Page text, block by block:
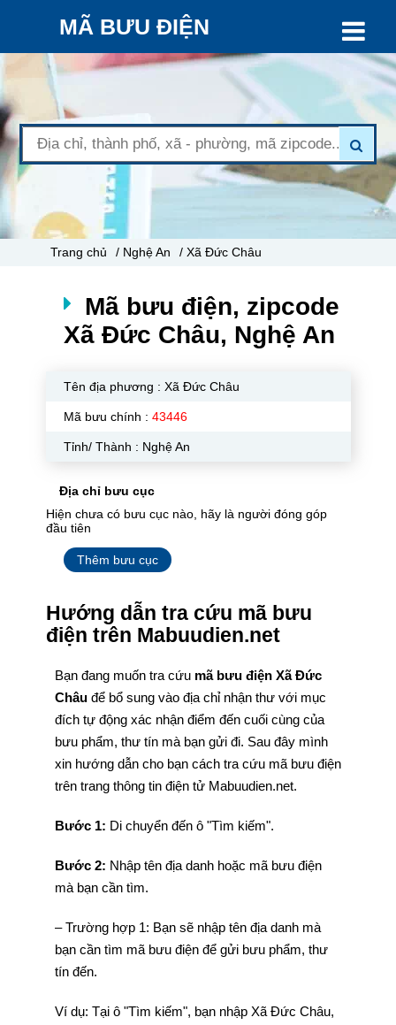
MÃ BƯU ĐIỆN
Trang chủ / Nghệ An / Xã Đức Châu
Mã bưu điện, zipcode
Xã Đức Châu, Nghệ An
Tên địa phương : Xã Đức Châu
Mã bưu chính : 43446
Tỉnh/ Thành : Nghệ An
Địa chỉ bưu cục
Hiện chưa có bưu cục nào, hãy là người đóng góp
đầu tiên
Thêm bưu cục
Hướng dẫn tra cứu mã bưu
điện trên Mabuudien.net
Bạn đang muốn tra cứu mã bưu điện Xã Đức
Châu để bổ sung vào địa chỉ nhận thư với mục
đích tự động xác nhận điểm đến cuối cùng của
bưu phẩm, thư tín mà bạn gửi đi. Sau đây mình
xin hướng dẫn cho bạn cách tra cứu mã bưu điện
trên trang thông tin điện tử Mabuudien.net.
Bước 1: Di chuyển đến ô "Tìm kiếm".
Bước 2: Nhập tên địa danh hoặc mã bưu điện
mà bạn cần tìm.
– Trường hợp 1: Bạn sẽ nhập tên địa danh mà
bạn cần tìm mã bưu điện để gửi bưu phẩm, thư
tín đến.
Ví dụ: Tại ô "Tìm kiếm", bạn nhập Xã Đức Châu,